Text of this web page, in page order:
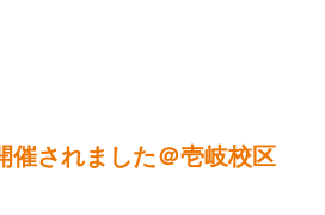
催されました＠壱岐校区